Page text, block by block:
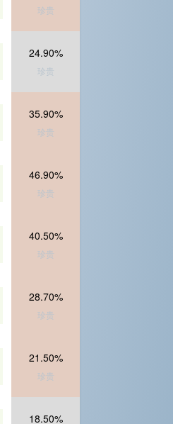
珍贵
24.90%
珍贵
35.90%
珍贵
46.90%
珍贵
40.50%
珍贵
28.70%
珍贵
21.50%
珍贵
18.50%